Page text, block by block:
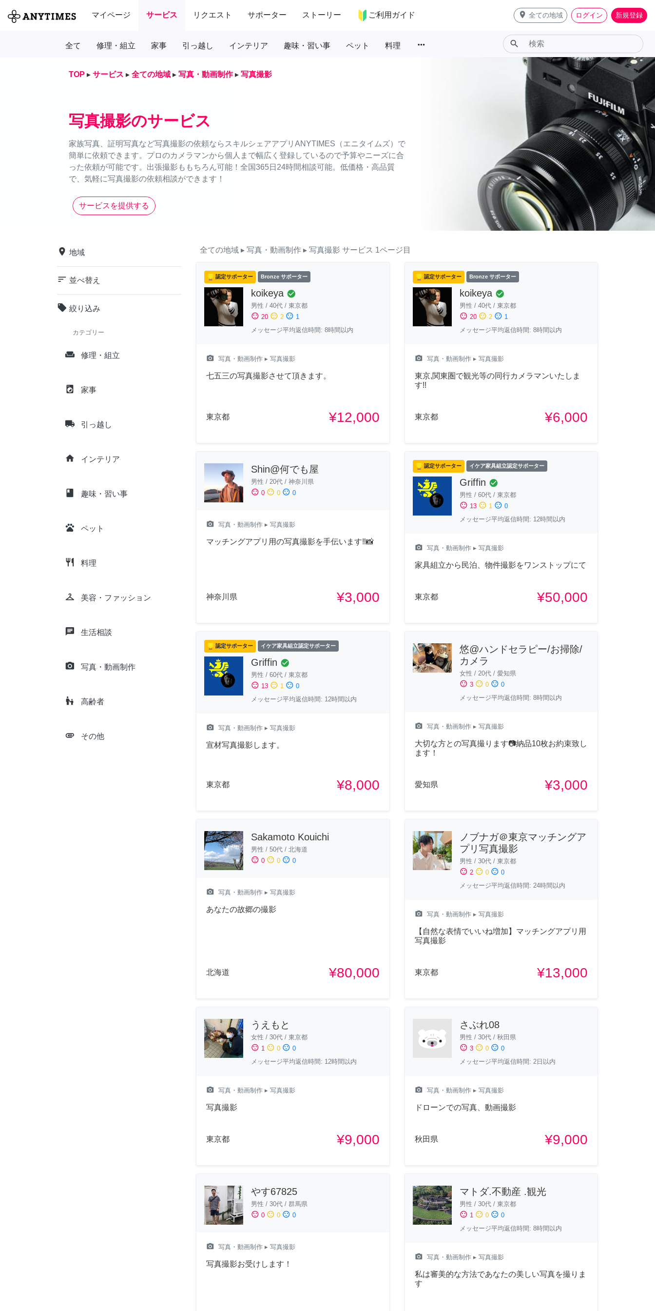
マイページ サービス リクエスト サポーター ストーリー ご利用ガイド place 全ての地域 ログイン 新規登録
全て 修理・組立 家事 引っ越し インテリア 趣味・習い事 ペット 料理 more_horiz search
TOP ▸ サービス ▸ 全ての地域 ▸ 写真・動画制作 ▸ 写真撮影
写真撮影のサービス
家族写真、証明写真など写真撮影の依頼ならスキルシェアアプリANYTIMES（エニタイムズ）で
簡単に依頼できます。プロのカメラマンから個人まで幅広く登録しているので予算やニーズに合
った依頼が可能です。出張撮影ももちろん可能！全国365日24時間相談可能。低価格・高品質
で、気軽に写真撮影の依頼相談ができます！
サービスを提供する
place 地域
sort 並べ替え
local_offer 絞り込み
カテゴリー
weekend 修理・組立
local_laundry_service 家事
local_shipping 引っ越し
home インテリア
class 趣味・習い事
pets ペット
restaurant 料理
checkroom 美容・ファッション
chat 生活相談
camera_alt 写真・動画制作
escalator_warning 高齢者
attachment その他
全ての地域 ▸ 写真・動画制作 ▸ 写真撮影 サービス 1ページ目
認定サポーター Bronze サポーター
koikeya check_circle
男性 / 40代 / 東京都
sentiment_satisfied 20 sentiment_neutral 2 sentiment_dissatisfied 1
メッセージ平均返信時間: 8時間以内
camera_alt 写真・動画制作 ▸ 写真撮影
七五三の写真撮影させて頂きます。
東京都 ¥12,000
認定サポーター Bronze サポーター
koikeya check_circle
男性 / 40代/ 東京都
sentiment_satisfied 20 sentiment_neutral 2 sentiment_dissatisfied 1
メッセージ平均返信時間: 8時間以内
camera_alt 写真・動画制作▸ 写真撮影
東京,関東圏で観光等の同行カメラマンいたしま
す!!
東京都 ¥6,000
Shin@何でも屋
男性 / 20代 / 神奈川県
sentiment_satisfied 0 sentiment_neutral 0 sentiment_dissatisfied 0
camera_alt 写真・動画制作 ▸ 写真撮影
マッチングアプリ用の写真撮影を手伝います‼️📸
神奈川県 ¥3,000
認定サポーター イケア家具組立認定サポーター
Griffin check_circle
男性 / 60代/ 東京都
sentiment_satisfied 13 sentiment_neutral 1 sentiment_dissatisfied 0
メッセージ平均返信時間: 12時間以内
camera_alt 写真・動画制作▸ 写真撮影
家具組立から民泊、物件撮影をワンストップにて
東京都 ¥50,000
認定サポーター イケア家具組立認定サポーター
Griffin check_circle
男性 / 60代 / 東京都
sentiment_satisfied 13 sentiment_neutral 1 sentiment_dissatisfied 0
メッセージ平均返信時間: 12時間以内
camera_alt 写真・動画制作 ▸ 写真撮影
宣材写真撮影します。
東京都 ¥8,000
悠@ハンドセラピー/お掃除/
カメラ
女性 / 20代/ 愛知県
sentiment_satisfied 3 sentiment_neutral 0 sentiment_dissatisfied 0
メッセージ平均返信時間: 8時間以内
camera_alt 写真・動画制作▸ 写真撮影
大切な方との写真撮ります📷️納品10枚お約束致し
ます！
愛知県 ¥3,000
Sakamoto Kouichi
男性 / 50代 / 北海道
sentiment_satisfied 0 sentiment_neutral 0 sentiment_dissatisfied 0
camera_alt 写真・動画制作 ▸ 写真撮影
あなたの故郷の撮影
北海道 ¥80,000
ノブナガ＠東京マッチングア
プリ写真撮影
男性 / 30代/ 東京都
sentiment_satisfied 2 sentiment_neutral 0 sentiment_dissatisfied 0
メッセージ平均返信時間: 24時間以内
camera_alt 写真・動画制作▸ 写真撮影
【自然な表情でいいね増加】マッチングアプリ用
写真撮影
東京都 ¥13,000
うえもと
女性 / 30代 / 東京都
sentiment_satisfied 1 sentiment_neutral 0 sentiment_dissatisfied 0
メッセージ平均返信時間: 12時間以内
camera_alt 写真・動画制作 ▸ 写真撮影
写真撮影
東京都 ¥9,000
さぶれ08
男性 / 30代/ 秋田県
sentiment_satisfied 3 sentiment_neutral 0 sentiment_dissatisfied 0
メッセージ平均返信時間: 2日以内
camera_alt 写真・動画制作▸ 写真撮影
ドローンでの写真、動画撮影
秋田県 ¥9,000
やす67825
男性 / 30代 / 群馬県
sentiment_satisfied 0 sentiment_neutral 0 sentiment_dissatisfied 0
camera_alt 写真・動画制作 ▸ 写真撮影
写真撮影お受けします！
マトダ.不動産 .観光
男性 / 30代/ 東京都
sentiment_satisfied 1 sentiment_neutral 0 sentiment_dissatisfied 0
メッセージ平均返信時間: 8時間以内
camera_alt 写真・動画制作▸ 写真撮影
私は審美的な方法であなたの美しい写真を撮りま
す